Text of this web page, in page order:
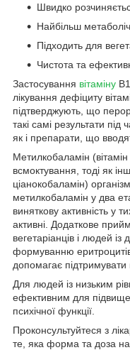
Швидко
Найбільш
Підходить для
Чистота та
Застосування вітаміну
лікування дефіциту
підтверджують, що
такі самі результати під
як і препарати, що
Метилкобаламін
всмоктування, тоді як
ціанокобаламін)
метилкобаламін у два
виняткову активність у
активні. Додаткове
вегетаріанців і людей
формуванню
допомагає підтримувати
Для людей із низьким
ефективним для
психічної функції.
Проконсультуйтеся з
те, яка форма та доза